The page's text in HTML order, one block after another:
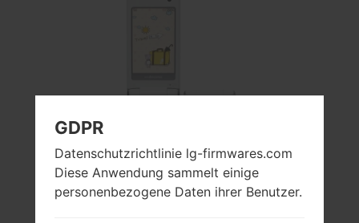
GDPR
Datenschutzrichtlinie lg-firmwares.com
Diese Anwendung sammelt einige
personenbezogene Daten ihrer Benutzer.